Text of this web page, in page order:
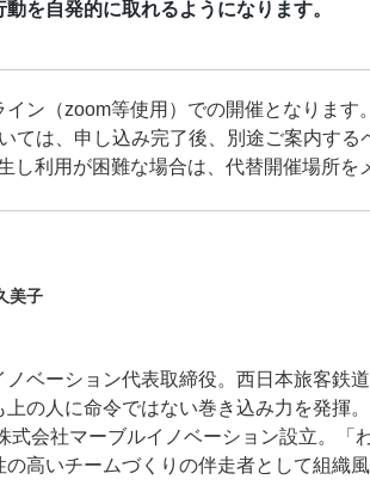
を自発的に取れるようになります。
ン（zoom等使用）での開催となります
ては、申し込み完了後、別途ご案内する
し利用が困難な場合は、代替開催場所を
美子
ノベーション代表取締役。西日本旅客鉄
上の人に命令ではない巻き込み力を発揮
式会社マーブルイノベーション設立。
の高いチームづくりの伴走者として組織